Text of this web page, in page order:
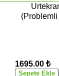
(Problemli
1695.00 ₺